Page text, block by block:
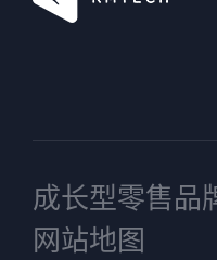
成长型零售品
网站地图